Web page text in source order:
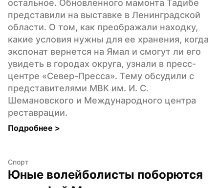
остальное. Обновленного мамонта Тадибе
представили на выставке в Ленинградской
области. О том, как преображали находку,
какие условия нужны для ее хранения, когда
экспонат вернется на Ямал и смогут ли его
увидеть в городах округа, узнали в пресс-
центре «Север-Пресса». Тему обсудили с
представителями МВК им. И. С.
Шемановского и Международного центра
реставрации.
Подробнее >
Спорт
Юные волейболисты поборются